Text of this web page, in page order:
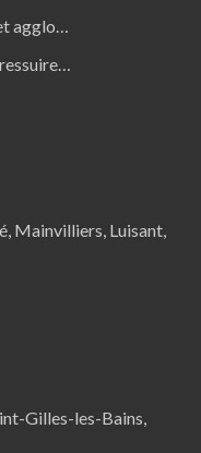
agglo…
…
, Mainvilliers, Luisant,
Gilles-les-Bains,